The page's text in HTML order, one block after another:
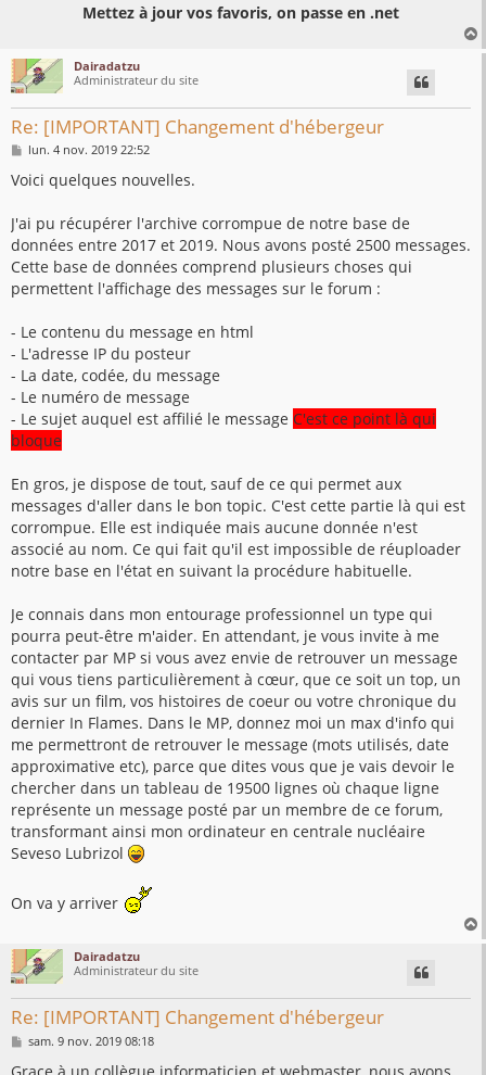
Mettez à jour vos favoris, on passe en .net
Dairadatzu
Administrateur du site
Re: [IMPORTANT] Changement d'hébergeur
M
s
s
g
e
lun. 4 nov. 2019 22:52
Voici quelques nouvelles.
J'ai pu récupérer l'archive corrompue de notre base de
données entre 2017 et 2019. Nous avons posté 2500 messages.
Cette base de données comprend plusieurs choses qui
permettent l'affichage des messages sur le forum :
- Le contenu du message en html
- L'adresse IP du posteur
- La date, codée, du message
- Le numéro de message
- Le sujet auquel est affilié le message C'est ce point là qui
bloque
En gros, je dispose de tout, sauf de ce qui permet aux
messages d'aller dans le bon topic. C'est cette partie là qui est
corrompue. Elle est indiquée mais aucune donnée n'est
associé au nom. Ce qui fait qu'il est impossible de réuploader
notre base en l'état en suivant la procédure habituelle.
Je connais dans mon entourage professionnel un type qui
pourra peut-être m'aider. En attendant, je vous invite à me
contacter par MP si vous avez envie de retrouver un message
qui vous tiens particulièrement à cœur, que ce soit un top, un
avis sur un film, vos histoires de coeur ou votre chronique du
dernier In Flames. Dans le MP, donnez moi un max d'info qui
me permettront de retrouver le message (mots utilisés, date
approximative etc), parce que dites vous que je vais devoir le
chercher dans un tableau de 19500 lignes où chaque ligne
représente un message posté par un membre de ce forum,
transformant ainsi mon ordinateur en centrale nucléaire
Seveso Lubrizol
On va y arriver
Dairadatzu
Administrateur du site
Re: [IMPORTANT] Changement d'hébergeur
M
s
sam. 9 nov. 2019 08:18
Grace à un collègue informaticien et webmaster, nous avons